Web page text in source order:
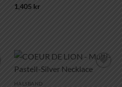
1,405 kr
HALSBAND